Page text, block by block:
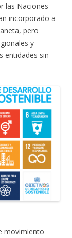
las Naciones
incorporado a
pero
y
entidades sin
movimiento